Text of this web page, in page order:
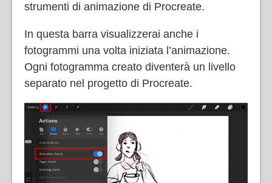
strumenti di animazione di Procreate.
In questa barra visualizzerai anche i
fotogrammi una volta iniziata l’animazione.
Ogni fotogramma creato diventerà un livello
separato nel progetto di Procreate.